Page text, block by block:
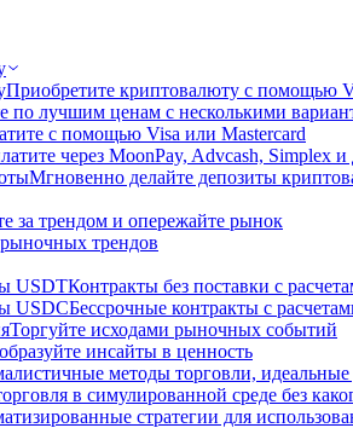
Приобретите криптовалюту с помощью
по лучшим ценам с несколькими
с помощью Visa или Mastercard
через MoonPay, Advcash, Simplex и
Мгновенно делайте депозиты
за трендом и опережайте рынок
рыночных трендов
USDTКонтракты без поставки с
USDCБессрочные контракты с
Торгуйте исходами рыночных событий
инсайты в ценность
методы торговли, идеальные
в симулированной среде без
стратегии для